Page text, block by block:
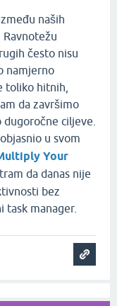
naših
često nisu
namjerno
toliko hitnih,
da završimo
ciljeve.
u svom
Your
da danas nije
bez
task manager.